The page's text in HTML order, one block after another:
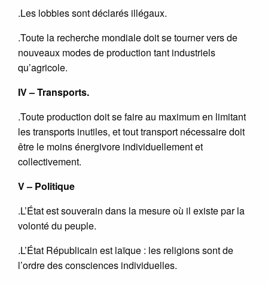
.Les lobbies sont déclarés illégaux.
.Toute la recherche mondiale doit se tourner vers de
nouveaux modes de production tant industriels
qu’agricole.
IV – Transports.
.Toute production doit se faire au maximum en limitant
les transports inutiles, et tout transport nécessaire doit
être le moins énergivore individuellement et
collectivement.
V – Politique
.L’État est souverain dans la mesure où il existe par la
volonté du peuple.
.L’État Républicain est laïque : les religions sont de
l’ordre des consciences individuelles.